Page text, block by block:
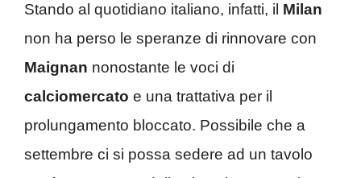
Stando al quotidiano italiano, infatti, il Milan
non ha perso le speranze di rinnovare con
Maignan nonostante le voci di
calciomercato e una trattativa per il
prolungamento bloccato. Possibile che a
settembre ci si possa sedere ad un tavolo